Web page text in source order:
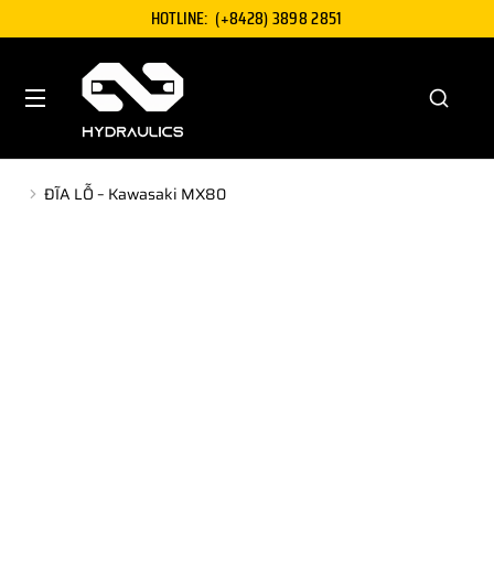
HOTLINE: (+8428) 3898 2851
You are here:
ĐĨA LỖ – Kawasaki MX80